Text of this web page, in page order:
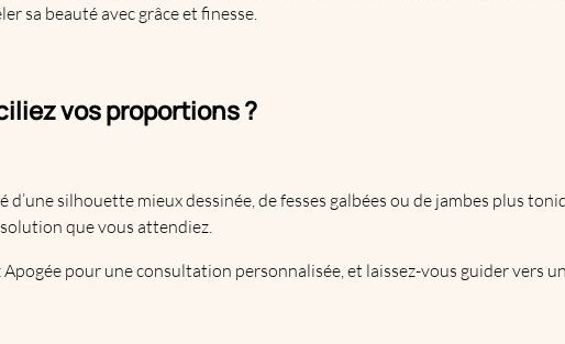
sa beauté avec grâce et finesse.
vos proportions ?
d’une silhouette mieux dessinée, de fesses galbées ou de jambes plus
que vous attendiez.
Apogée pour une consultation personnalisée, et laissez-vous guider vers